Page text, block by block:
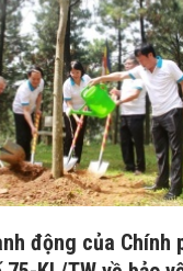
động của Chính